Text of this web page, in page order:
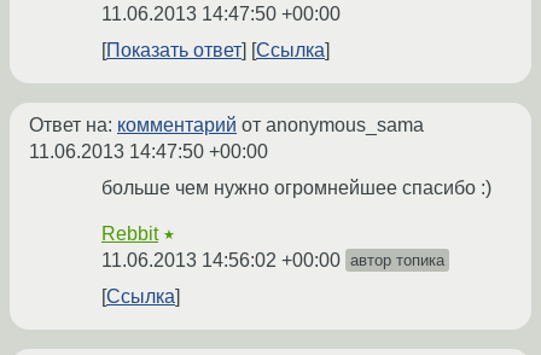
11.06.2013 14:47:50 +00:00
Показать ответ
Ссылка
Ответ на: комментарий от anonymous_sama
11.06.2013 14:47:50 +00:00
больше чем нужно огромнейшее спасибо :)
Rebbit ★
11.06.2013 14:56:02 +00:00 автор топика
Ссылка